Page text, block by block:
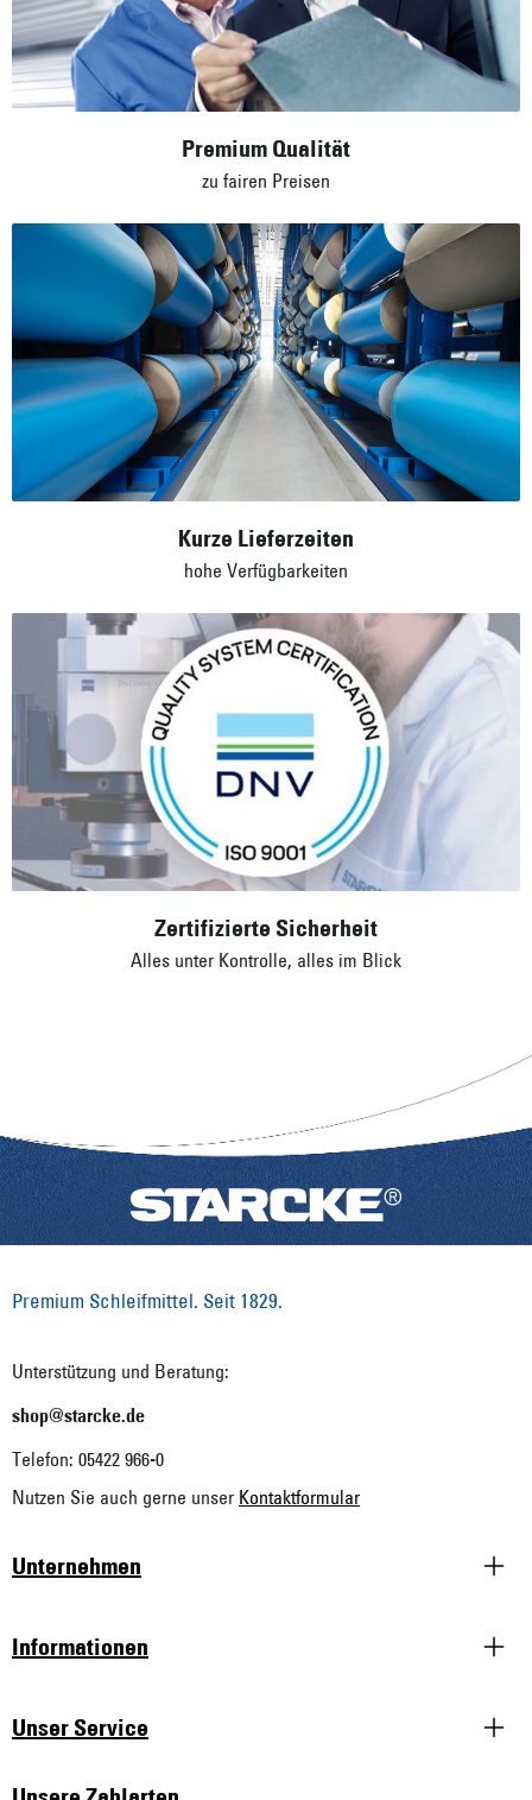
Premium Qualität
zu fairen Preisen
Kurze Lieferzeiten
hohe Verfügbarkeiten
Zertifizierte Sicherheit
Alles unter Kontrolle, alles im Blick
Premium Schleifmittel. Seit 1829.
Unterstützung und Beratung:
shop@starcke.de
Telefon: 05422 966-0
Nutzen Sie auch gerne unser Kontaktformular
Unternehmen
Informationen
Unser Service